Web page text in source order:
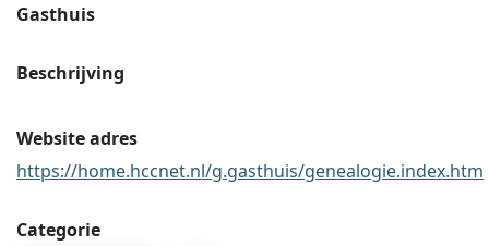
Gasthuis
Beschrijving
Website adres
https://home.hccnet.nl/g.gasthuis/genealogie.index.htm
Categorie